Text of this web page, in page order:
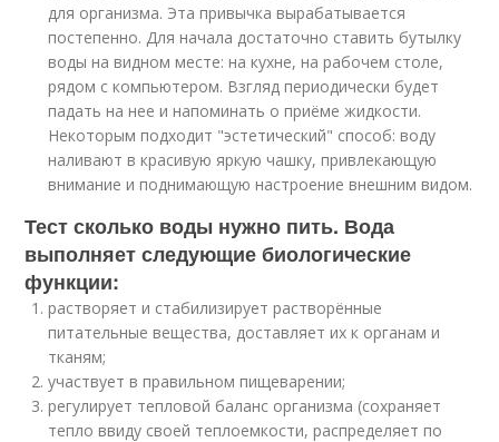
для организма. Эта привычка вырабатывается
постепенно. Для начала достаточно ставить бутылку
воды на видном месте: на кухне, на рабочем столе,
рядом с компьютером. Взгляд периодически будет
падать на нее и напоминать о приёме жидкости.
Некоторым подходит "эстетический" способ: воду
наливают в красивую яркую чашку, привлекающую
внимание и поднимающую настроение внешним видом.
Тест сколько воды нужно пить. Вода
выполняет следующие биологические
функции:
растворяет и стабилизирует растворённые
питательные вещества, доставляет их к органам и
тканям;
участвует в правильном пищеварении;
регулирует тепловой баланс организма (сохраняет
тепло ввиду своей теплоемкости, распределяет по